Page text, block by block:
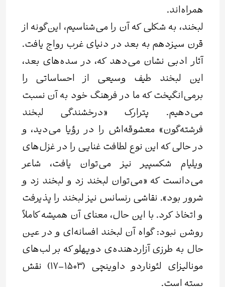
همراه‌اند.
لبخند، به شکلی که آن را می‌شناسیم، این‌گونه از
قرن سیزدهم به بعد در دنیای غرب رواج یافت.
آثار ادبی نشان می‌دهد که، در سده‌های بعد،
این لبخند طیف وسیعی از احساساتی را
برمی‌انگیخت که ما در فرهنگ خود به آن نسبت
می‌دهیم. پترارک «درخشندگی لبخند
فرشته‌گون» معشوقه‌اش را در رؤیا می‌دید، و
در حالی که این نوع لطافت غنایی را در غزل‌های
ویلیام شکسپیر نیز می‌توان یافت، شاعر
می‌دانست که «می‌توان لبخند زد و لبخند زد و
شرور بود». نقاشی رنسانس نیز لبخند را پذیرفت
و اتخاذ کرد. با این حال، معنای آن همیشه کاملاً
روشن نبود: گواه آن لبخند افسانه‌ای و در عین
حال به طرزی آزاردهنده‌ی دوپهلو که بر لب‌های
مونالیزای لئوناردو داوینچی (۱۵۰۳–۱۷) نقش